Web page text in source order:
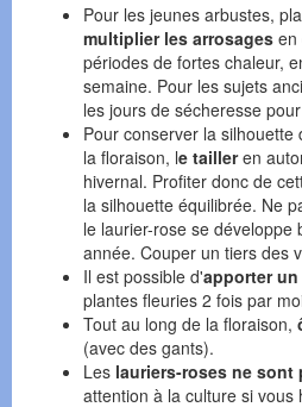
Pour les jeunes arbustes,
multiplier les arrosages en
périodes de fortes chaleur,
semaine. Pour les sujets
les jours de sécheresse
Pour conserver la
la floraison, le tailleren
hivernal. Profiter donc de
la silhouette équilibrée. Ne
le laurier-rose se développe
année. Couper un tiers des
Il est possible d'apporter
plantes fleuries 2 fois par
Tout au long de la floraison,
(avec des gants).
Les lauriers-roses ne sont
attention à la culture si vous